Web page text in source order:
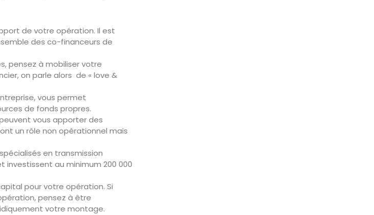
de votre opération. Il est
des co-financeurs de
pensez à mobiliser votre
on parle alors de « love &
vous permet
de fonds propres.
vous apporter des
un rôle non opérationnel mais
en transmission
investissent au minimum 200 000
pour votre opération. Si
pensez à être
votre montage.